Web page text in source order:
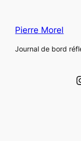
Pierre Morel
Journal de bord